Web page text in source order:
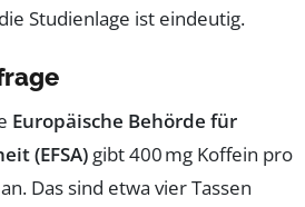
Studienlage ist eindeutig.
Europäische Behörde für
(EFSA) gibt 400 mg Koffein pro
Das sind etwa vier Tassen